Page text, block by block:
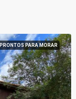
PRONTOS PARA MORAR